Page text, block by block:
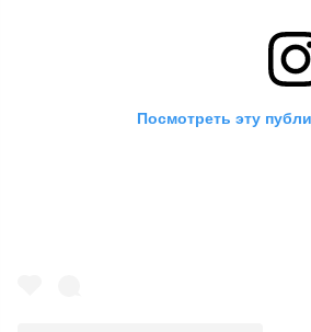
Посмотреть эту